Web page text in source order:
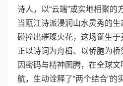
诗人，以“云端”或实地相聚的
当瓯江诗派浸润山水灵秀的
碰撞出璀璨火花，这场诞生于
正以诗词为舟楫、以侨胞为
因密码与精神图腾，在全球
航，生动诠释了“两个结合”的